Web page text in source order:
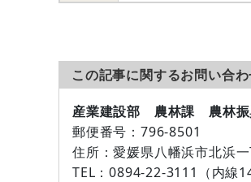
この記事に関するお問い合
産業建設部 農林課 農林振
郵便番号 ：796-8501
住所 ：愛媛県八幡浜市北浜
TEL ：0894-22-3111（内線